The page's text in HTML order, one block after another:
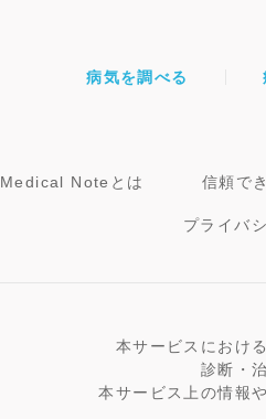
病気を調べる
Medical Noteとは 信頼で
プライバ
本サービスにおけ
診断・
本サービス上の情報